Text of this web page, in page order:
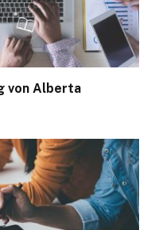
von Alberta